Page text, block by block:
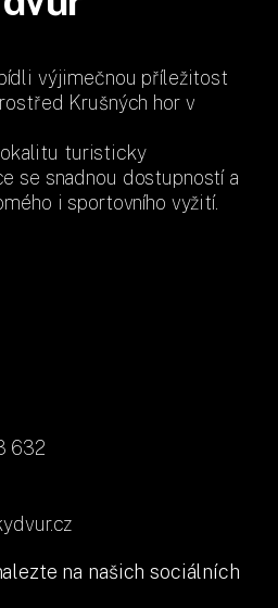
výjimečnou příležitost
Krušných hor v
turisticky
se snadnou dostupností a
i sportovního vyžití.
632
na našich sociálních